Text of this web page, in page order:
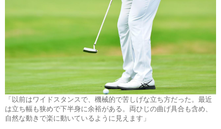
「以前はワイドスタンスで、機械的で苦しげな立ち方だった。最近
は立ち幅も狭めで下半身に余裕がある。両ひじの曲げ具合も含め、
自然な動きで楽に動いているように見えます」